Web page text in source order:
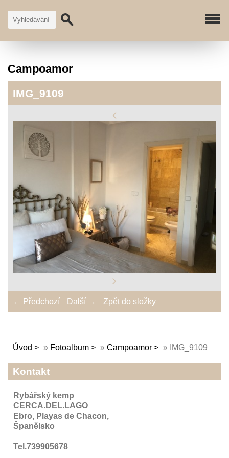
Campoamor
IMG_9109
← Předchozí Další → Zpět do složky
Úvod » Fotoalbum » Campoamor » IMG_9109
Kontakt
Rybářský kemp
CERCA.DEL.LAGO
Ebro, Playas de Chacon,
Španělsko
Tel.739905678